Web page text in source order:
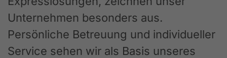
Unternehmen besonders aus.
Persönliche Betreuung und individueller
Service sehen wir als Basis unseres